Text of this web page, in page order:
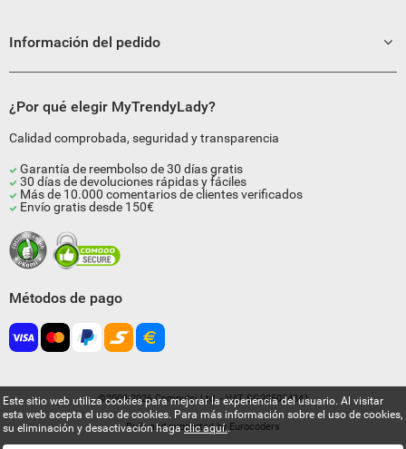
Este sitio web utiliza cookies para mejorar la experiencia del usuario. Al visitar
esta web acepta el uso de cookies. Para más información sobre el uso de cookies,
su eliminación y desactivación hagaclic aquí..
Información del pedido
¿Por qué elegir MyTrendyLady?
Calidad comprobada, seguridad y transparencia
Garantía de reembolso de 30 días gratis
30 días de devoluciones rápidas y fáciles
Más de 10.000 comentarios de clientes verificados
Envío gratis desde 150€
Métodos de pago
©2009-2026 Compulsi Ltd. - VAT BG205034841
Built and supported by Eurocoders